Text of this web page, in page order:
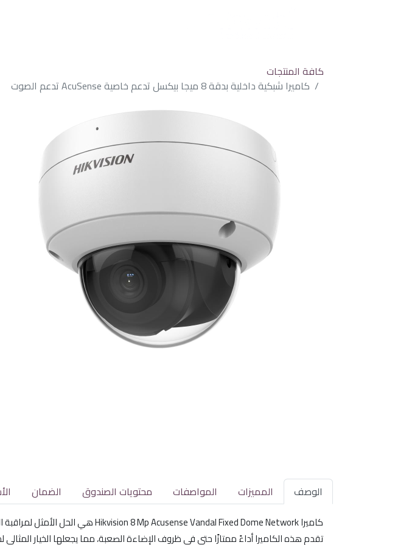
كافة المنتجات
كاميرا شبكية داخلية بدقة 8 ميجا بيكسل تدعم خاصية AcuSense تدعم الصوت
الوصف المميزات المواصفات محتويات الصندوق الضمان
كاميرا Hikvision 8 Mp Acusense Vandal Fixed Dome Network هي الحل الأمثل لمراقبة الأماكن الداخلية. تتميز بجودة تصوير عالية وميزات متقدمة لضمان أمانك.
تقدم هذه الكاميرا أداءً ممتازًا حتى في ظروف الإضاءة الصعبة، مما يجعلها الخيار المثالي